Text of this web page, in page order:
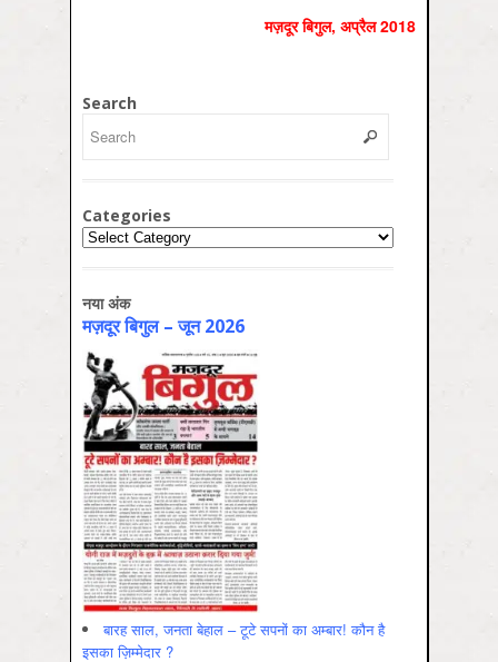
मज़दूर बिगुल, अप्रैल 2018
Search
Categories
Categories
नया अंक
मज़दूर बिगुल – जून 2026
बारह साल, जनता बेहाल – टूटे सपनों का अम्बार! कौन है
इसका ज़िम्मेदार ?